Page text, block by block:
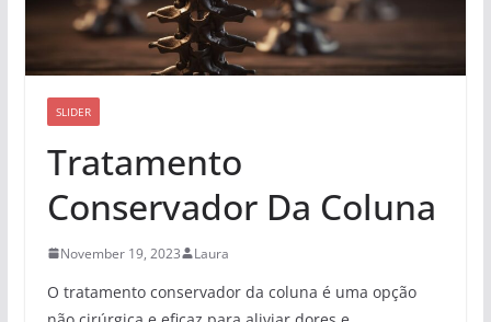
SLIDER
Tratamento
Conservador Da Coluna
November 19, 2023 Laura
O tratamento conservador da coluna é uma opção